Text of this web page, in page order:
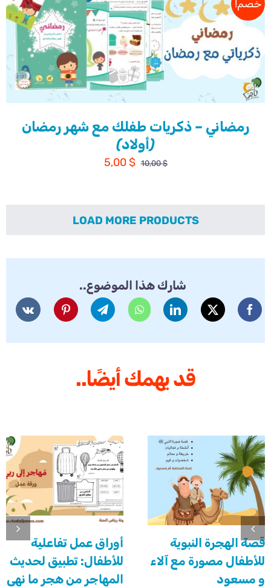
خصم!
رمضاني – ذكريات طفلك مع شهر رمضان
(أولاد)
10,00$
السعر
10,00 $.
5,00$
5,00 $.
LOAD MORE PRODUCTS
شارك هذا الموضوع..
قد يهمك أيضًا..
قصة الهجرة النبوية
للأطفال مصورة مع آلاء
و مسعود
أوراق عمل تفاعلية
للأطفال: تطبيق لحديث
المهاجر من هجر ما نهى